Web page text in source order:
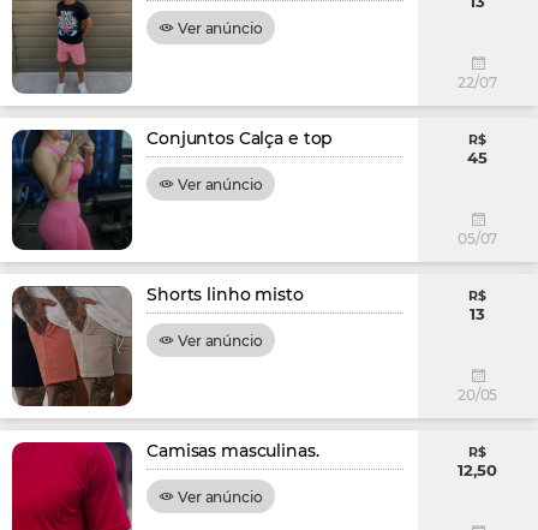
Ver anúncio
22/07
Conjuntos Calça e top
Ver anúncio
R$
45
05/07
Shorts linho misto
Ver anúncio
R$
13
20/05
Camisas masculinas.
Ver anúncio
R$
12,50